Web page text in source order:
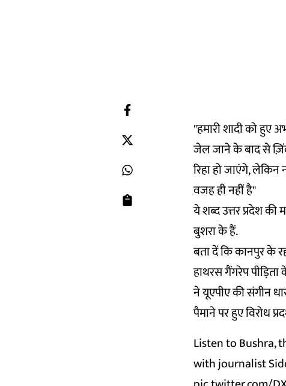
"हमारी शादी को हुए
जेल जाने के बाद से
रिहा हो जाएंगे,
वजह ही नहीं है"
ये शब्द उत्तर प्रदेश
बुशरा के हैं.
बता दें कि कानपुर के
हाथरस गैंगरेप
ने यूएपीए की संगीन
पैमाने पर हुए विरोध
Listen to Bushra,
with journalist